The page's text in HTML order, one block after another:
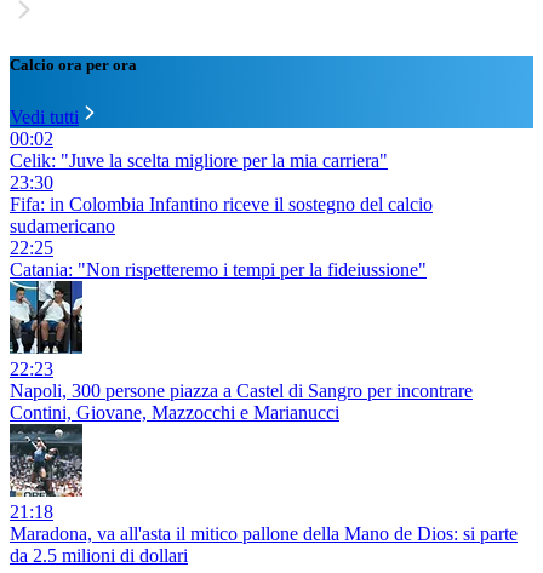
Calcio ora per ora
Vedi tutti
00:02
Celik: "Juve la scelta migliore per la mia carriera"
23:30
Fifa: in Colombia Infantino riceve il sostegno del calcio
sudamericano
22:25
Catania: "Non rispetteremo i tempi per la fideiussione"
22:23
Napoli, 300 persone piazza a Castel di Sangro per incontrare
Contini, Giovane, Mazzocchi e Marianucci
21:18
Maradona, va all'asta il mitico pallone della Mano de Dios: si parte
da 2.5 milioni di dollari